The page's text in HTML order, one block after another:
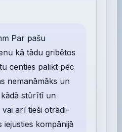
Par pašu
kā tādu gribētos
centies palikt pēc
nemanāmāks un
stūrītī un
vai arī tieši otrādi-
iejusties kompānijā